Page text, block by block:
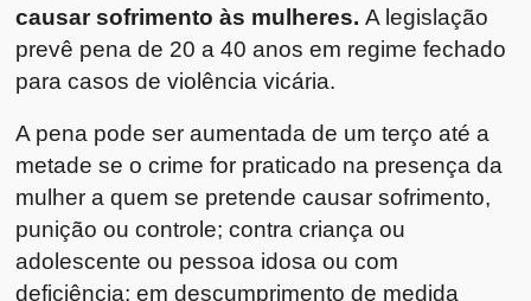
causar sofrimento às mulheres.A legislação
prevê pena de 20 a 40 anos em regime fechado
para casos de violência vicária.
A pena pode ser aumentada de um terço até a
metade se o crime for praticado na presença da
mulher a quem se pretende causar sofrimento,
punição ou controle; contra criança ou
adolescente ou pessoa idosa ou com
deficiência; em descumprimento de medida